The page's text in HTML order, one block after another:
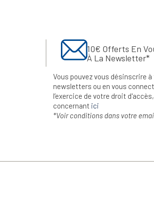
10€ Offerts En
À La Newsletter*
Vous pouvez vous désinscrire
newsletters ou en vous
l’exercice de votre droit
concernant ici
*Voir conditions dans votre